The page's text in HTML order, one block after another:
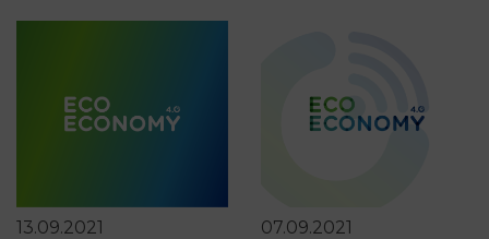
13.09.2021 07.09.2021